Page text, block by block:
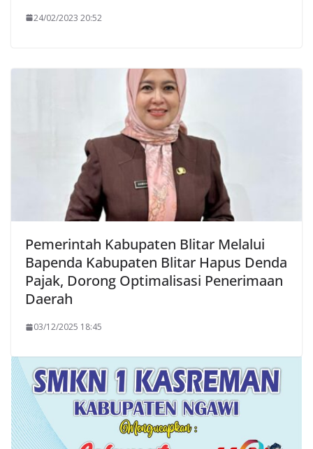
24/02/2023 20:52
Pemerintah Kabupaten Blitar Melalui
Bapenda Kabupaten Blitar Hapus Denda
Pajak, Dorong Optimalisasi Penerimaan
Daerah
03/12/2025 18:45